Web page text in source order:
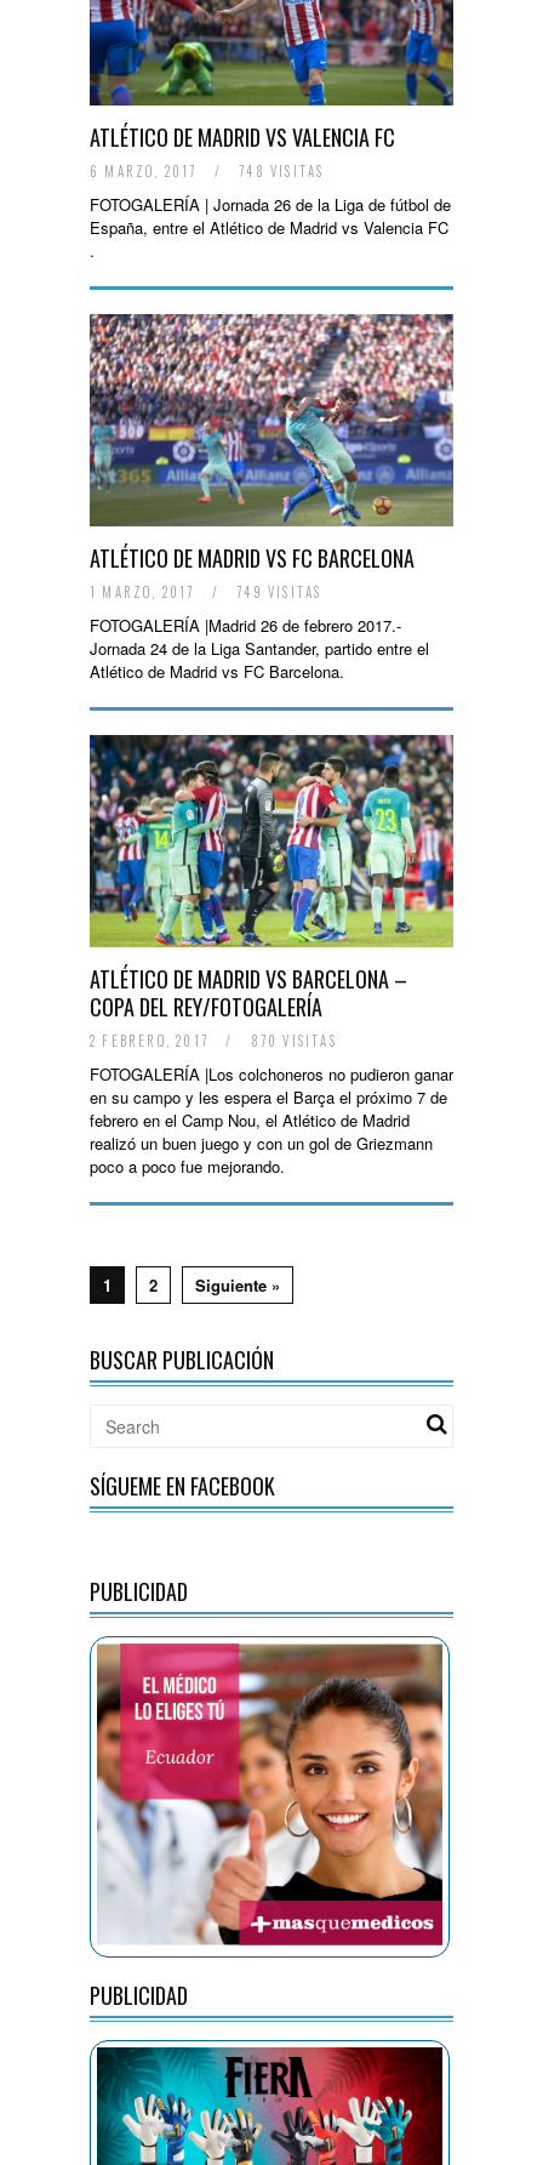
ATLÉTICO DE MADRID VS VALENCIA FC
6 MARZO, 2017 / 748 VISITAS
FOTOGALERÍA | Jornada 26 de la Liga de fútbol de
España, entre el Atlético de Madrid vs Valencia FC
.
ATLÉTICO DE MADRID VS FC BARCELONA
1 MARZO, 2017 / 749 VISITAS
FOTOGALERÍA |Madrid 26 de febrero 2017.-
Jornada 24 de la Liga Santander, partido entre el
Atlético de Madrid vs FC Barcelona.
ATLÉTICO DE MADRID VS BARCELONA –
COPA DEL REY/FOTOGALERÍA
2 FEBRERO, 2017 / 870 VISITAS
FOTOGALERÍA |Los colchoneros no pudieron ganar
en su campo y les espera el Barça el próximo 7 de
febrero en el Camp Nou, el Atlético de Madrid
realizó un buen juego y con un gol de Griezmann
poco a poco fue mejorando.
1 2 Siguiente »
BUSCAR PUBLICACIÓN
SÍGUEME EN FACEBOOK
PUBLICIDAD
PUBLICIDAD